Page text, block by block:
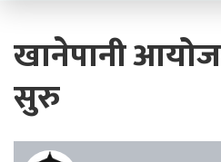
खानेपानी
सुरु